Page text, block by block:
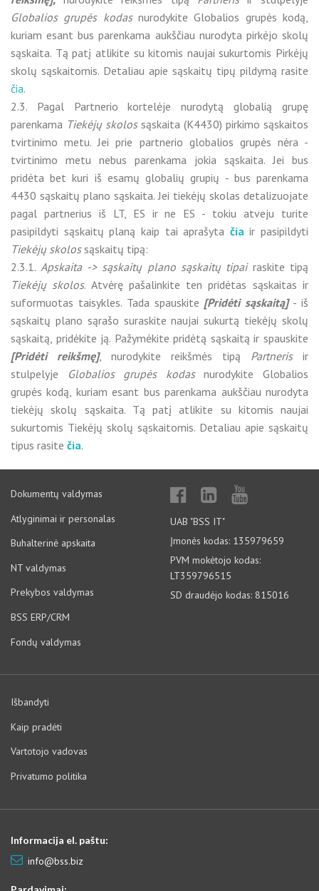
Globalios grupės kodasnurodykite Globalios grupės kodą,
kuriam esant bus parenkama aukščiau nurodyta pirkėjo skolų
sąskaita. Tą patį atlikite su kitomis naujai sukurtomis Pirkėjų
skolų sąskaitomis. Detaliau apie sąskaitų tipų pildymą rasite
čia.
2.3. Pagal Partnerio kortelėje nurodytą globalią grupę
parenkama Tiekėjų skolossąskaita (K4430) pirkimo sąskaitos
tvirtinimo metu. Jei prie partnerio globalios grupės nėra -
tvirtinimo metu nebus parenkama jokia sąskaita. Jei bus
pridėta bet kuri iš esamų globalių grupių - bus parenkama
4430 sąskaitų plano sąskaita. Jei tiekėjų skolas detalizuojate
pagal partnerius iš LT, ES ir ne ES - tokiu atveju turite
pasipildyti sąskaitų planą kaip tai aprašyta čiair pasipildyti
Tiekėjų skolossąskaitų tipą:
2.3.1.Apskaita -> sąskaitų plano sąskaitų tipairaskite tipą
Tiekėjų skolos. Atvėrę pašalinkite ten pridėtas sąskaitas ir
suformuotas taisykles. Tada spauskite [Pridėti sąskaitą]- iš
sąskaitų plano sąrašo suraskite naujai sukurtą tiekėjų skolų
sąskaitą, pridėkite ją. Pažymėkite pridėtą sąskaitą ir spauskite
[Pridėti reikšmę], nurodykite reikšmės tipą Partnerisir
stulpelyje
Globalios grupės kodasnurodykite Globalios
grupės kodą, kuriam esant bus parenkama aukščiau nurodyta
tiekėjų skolų sąskaita. Tą patį atlikite su kitomis naujai
sukurtomis Tiekėjų skolų sąskaitomis. Detaliau apie sąskaitų
tipus rasite čia.
Dokumentų valdymas
Atlyginimai ir personalas
Buhalterinė apskaita
NT valdymas
Prekybos valdymas
BSS ERP/CRM
Fondų valdymas
UAB "BSS IT"
Įmonės kodas: 135979659
PVM mokėtojo kodas:
LT359796515
SD draudėjo kodas: 815016
Išbandyti
Kaip pradėti
Vartotojo vadovas
Privatumo politika
Informacija el. paštu:
info@bss.biz